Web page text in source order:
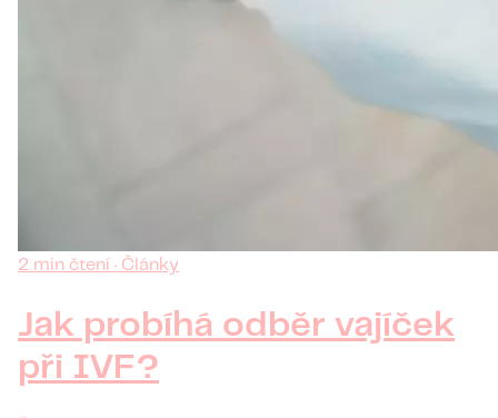
2 min čtení · Články
Jak probíhá odběr vajíček
při IVF?